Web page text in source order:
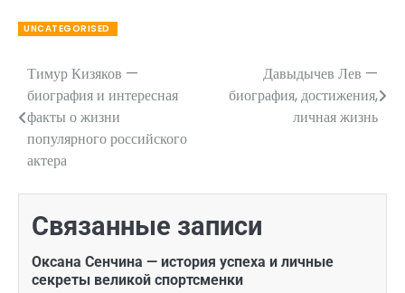
UNCATEGORISED
Навигация
по
записям
Тимур Кизяков —
биография и интересная
факты о жизни
популярного российского
актера
Давыдычев Лев —
биография, достижения,
личная жизнь
Связанные записи
Оксана Сенчина — история успеха и личные
секреты великой спортсменки